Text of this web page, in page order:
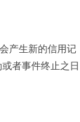
产生新的信用记
者事件终止之日